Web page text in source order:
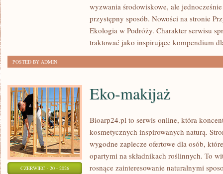
wyzwania środowiskowe, ale
przystępny sposób. Nowości na stronie
Ekologia w Podróży. Charakter serwisu
traktować jako inspirujące kompendium
POSTED BY ADMIN
CZERWIEC - 20 - 2026
Eko-makijaż
Bioarp24.pl to serwis online, która
kosmetycznych inspirowanych naturą.
wygodne zaplecze ofertowe dla osób,
opartymi na składnikach roślinnych. To
rosnące zainteresowanie naturalnymi